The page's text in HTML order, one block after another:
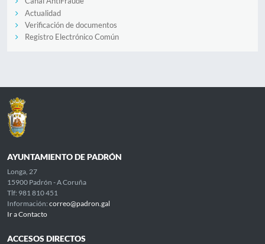
Actualidad
Verificación de documentos
Registro Electrónico Común
AYUNTAMIENTO DE PADRÓN
Longa, 27
15900 Padrón - A Coruña
Tlf: 981 810 451
Información: correo@padron.gal
Ir a Contacto
ACCESOS DIRECTOS